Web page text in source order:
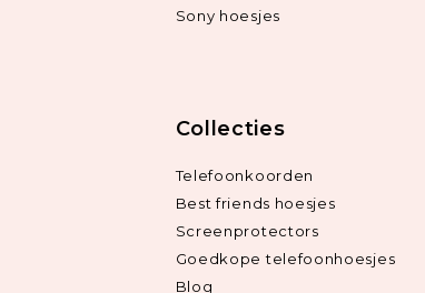
Sony hoesjes
Collecties
Telefoonkoorden
Best friends hoesjes
Screenprotectors
Goedkope telefoonhoesjes
Blog